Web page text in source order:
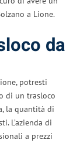
a Lione.
da
potresti
di un trasloco
la quantità di
L’azienda di
a prezzi